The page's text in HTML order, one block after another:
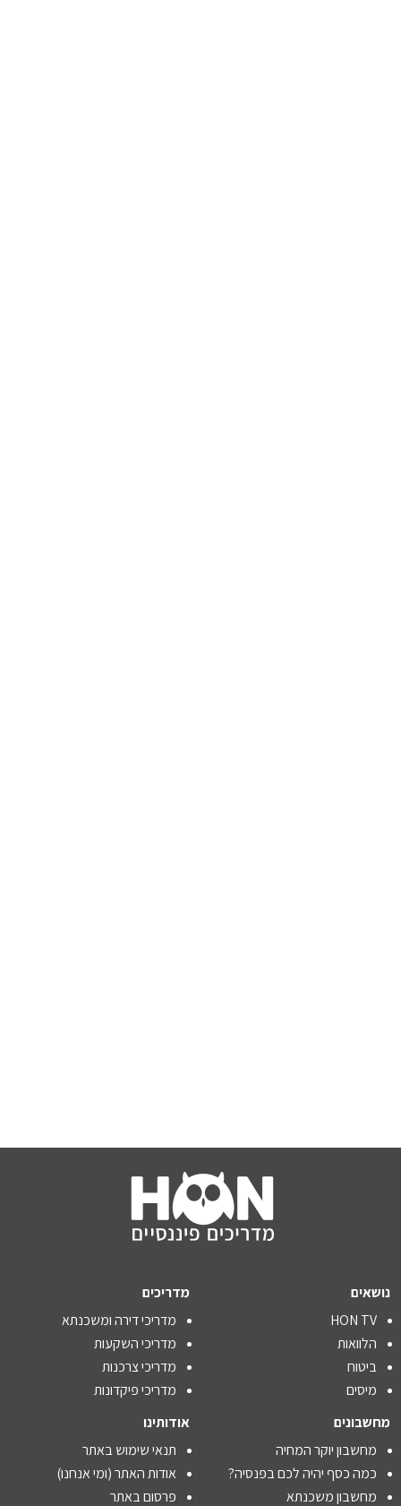
נושאים
HON TV
הלוואות
ביטוח
מיסים
מדריכים
מדריכי דירה ומשכנתא
מדריכי השקעות
מדריכי צרכנות
מדריכי פיקדונות
מחשבונים
מחשבון יוקר המחיה
כמה כסף יהיה לכם בפנסיה?
מחשבון משכנתא
אודותינו
תנאי שימוש באתר
אודות האתר (ומי אנחנו)
פרסום באתר